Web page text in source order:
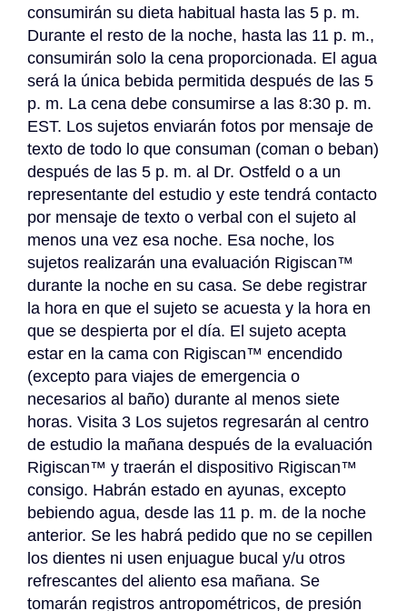
consumirán su dieta habitual hasta las 5 p. m.
Durante el resto de la noche, hasta las 11 p. m.,
consumirán solo la cena proporcionada. El agua
será la única bebida permitida después de las 5
p. m. La cena debe consumirse a las 8:30 p. m.
EST. Los sujetos enviarán fotos por mensaje de
texto de todo lo que consuman (coman o beban)
después de las 5 p. m. al Dr. Ostfeld o a un
representante del estudio y este tendrá contacto
por mensaje de texto o verbal con el sujeto al
menos una vez esa noche. Esa noche, los
sujetos realizarán una evaluación Rigiscan™
durante la noche en su casa. Se debe registrar
la hora en que el sujeto se acuesta y la hora en
que se despierta por el día. El sujeto acepta
estar en la cama con Rigiscan™ encendido
(excepto para viajes de emergencia o
necesarios al baño) durante al menos siete
horas. Visita 3 Los sujetos regresarán al centro
de estudio la mañana después de la evaluación
Rigiscan™ y traerán el dispositivo Rigiscan™
consigo. Habrán estado en ayunas, excepto
bebiendo agua, desde las 11 p. m. de la noche
anterior. Se les habrá pedido que no se cepillen
los dientes ni usen enjuague bucal y/u otros
refrescantes del aliento esa mañana. Se
tomarán registros antropométricos, de presión